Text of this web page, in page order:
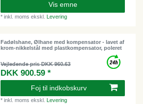
Vis emne
*inkl. moms ekskl. Levering
Fadølshane, Ølhane med kompensator - lavet af
krom-nikkelstål med plastkompensator, poleret
Vejledende pris DKK 960.63
DKK 900.59 *
Foj til indkobskurv
*inkl. moms ekskl. Levering